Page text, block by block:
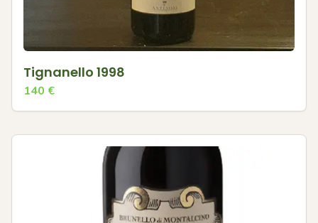
Tignanello 1998
140 €